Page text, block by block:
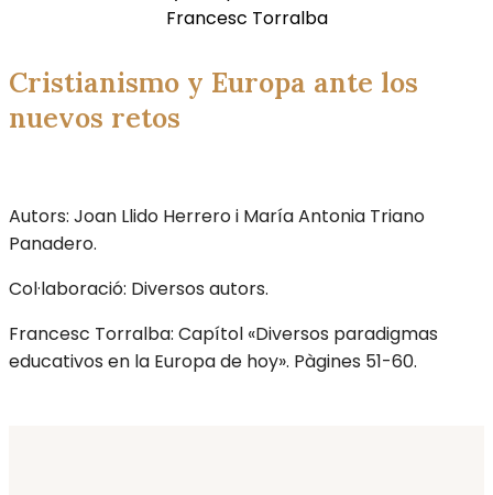
Cristianismo y Europa ante los
nuevos retos
Autors: Joan Llido Herrero i María Antonia Triano
Panadero.
Col·laboració: Diversos autors.
Francesc Torralba: Capítol «Diversos paradigmas
educativos en la Europa de hoy». Pàgines 51-60.